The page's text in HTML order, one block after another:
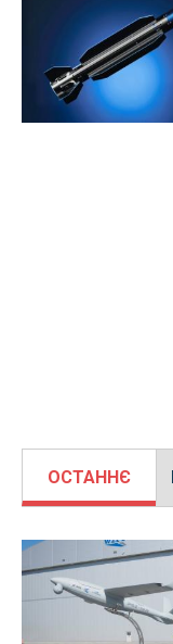
ОСТАННЄ